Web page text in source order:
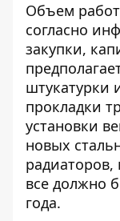
Объем работ
согласно
закупки,
штукатурки
прокладки
установки
новых
все должно
года.